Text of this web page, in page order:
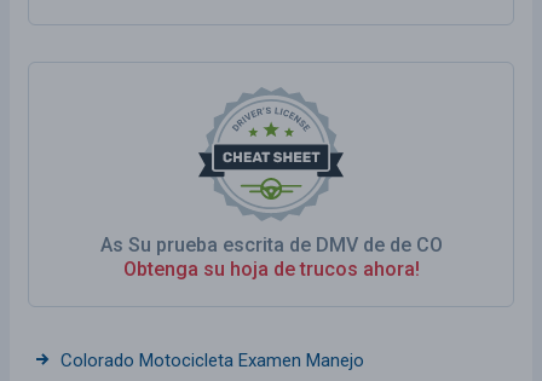
As Su prueba escrita de DMV de de CO
Obtenga su hoja de trucos ahora!
Colorado Motocicleta Examen Manejo